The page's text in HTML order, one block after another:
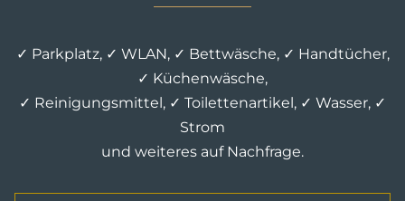
✓ Parkplatz, ✓ WLAN, ✓ Bettwäsche, ✓ Handtücher,
✓ Küchenwäsche,
✓ Reinigungsmittel, ✓ Toilettenartikel, ✓ Wasser, ✓
Strom
und weiteres auf Nachfrage.